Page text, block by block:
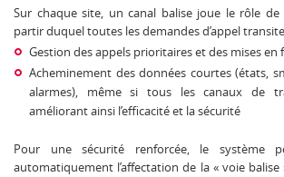
Sur chaque site, un canal balise joue le rôle
partir duquel toutes les demandes d’appel
Gestion des appels prioritaires et des mises en
Acheminement des données courtes (états,
alarmes), même si tous les canaux de
améliorant ainsi l’efficacité et la sécurité
Pour une sécurité renforcée, le système
automatiquement l’affectation de la « voie